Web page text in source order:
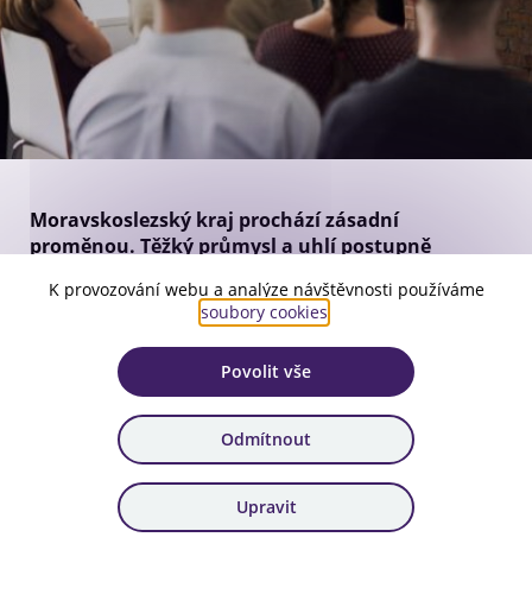
Moravskoslezský kraj prochází zásadní
proměnou. Těžký průmysl a uhlí postupně
firmy tuto změnu zvládli, vznikl projekt
TRAUTOM – Kompetence pro 21. století
financovaný z Operačního programu Spravedlivá
transformace.
Cílem je připravit region na budoucnost
Projekt TRAUTOM pomáhá firmám i jejich zaměstnancům
rozvíjet dovednosti, které budou potřebovat v novém,
technologicky orientovaném hospodářství. Zaměřuje se na
rekvalifikace, poradenství a vzdělávání v oblastech, kde je
K provozování webu a analýze návštěvnosti používáme
soubory cookies
Povolit vše
Odmítnout
Upravit